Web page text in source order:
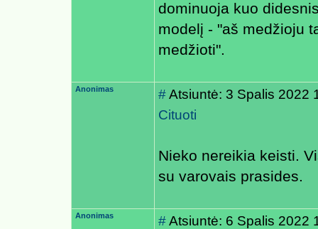
dominuoja kuo
modelį - "aš medžioju
medžioti".
Anonimas #Atsiuntė: 3 Spalis 2022
Cituoti
Nieko nereikia keisti.
su varovais prasides.
Anonimas #Atsiuntė: 6 Spalis 2022